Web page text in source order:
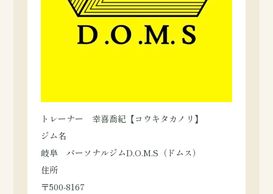
トレーナー 幸喜喬紀【コウキタカノリ】
ジム名
岐阜 パーソナルジムD.O.M.S（ドムス）
住所
〒500-8167